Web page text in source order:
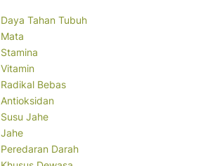
Daya Tahan Tubuh
Mata
Stamina
Vitamin
Radikal Bebas
Antioksidan
Susu Jahe
Jahe
Peredaran Darah